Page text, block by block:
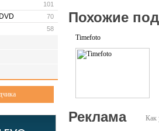
101
70
58
Похожие
Timefoto
Как
Реклама